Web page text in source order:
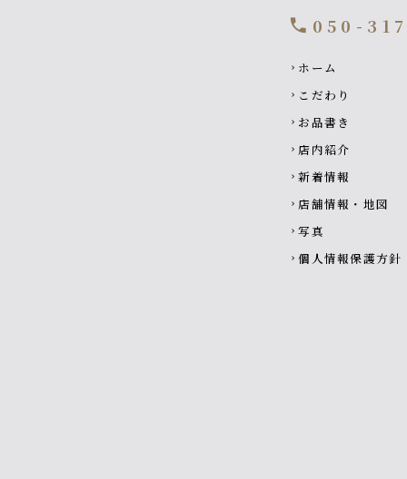
call 050-
Footer
chevron_right ホーム
chevron_right こだわり
chevron_right お品書き
chevron_right 店内紹介
chevron_right 新着情報
chevron_right 店舗情報・地図
chevron_right 写真
chevron_right 個人情報保護方針